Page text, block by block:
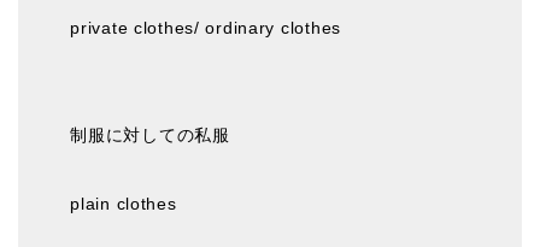
private clothes/ ordinary clothes
制服に対しての私服
plain clothes